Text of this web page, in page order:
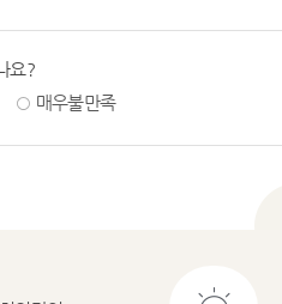
요?
매우불만족